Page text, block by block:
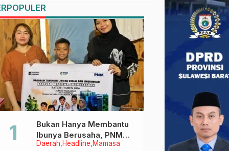
Daerah Headline Mamasa
Bukan Hanya Membantu
Ibunya Berusaha, PNM
Juga Menjaga Mimpi